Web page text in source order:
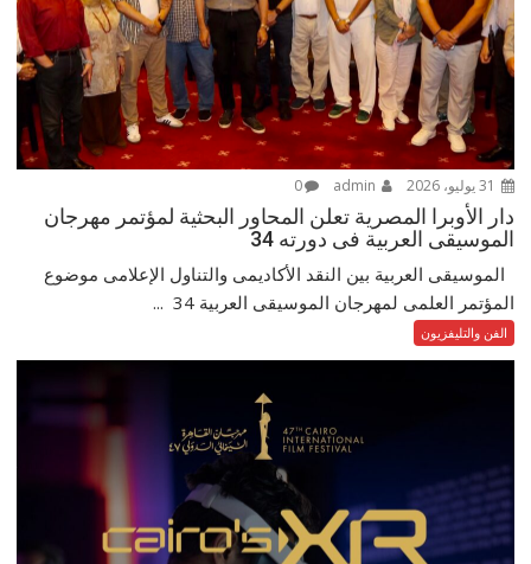
0
دار الأوبرا المصرية تعلن المحاور البحثية لمؤتمر مهرجان
الموسيقى العربية فى دورته 34
الموسيقى العربية بين النقد الأكاديمى والتناول الإعلامى موضوع
المؤتمر العلمى لمهرجان الموسيقى العربية 34 ...
الفن والتليفزيون